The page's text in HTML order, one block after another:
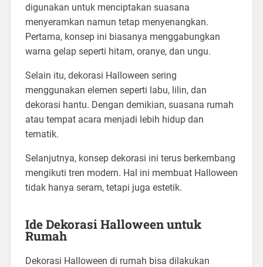
digunakan untuk menciptakan suasana
menyeramkan namun tetap menyenangkan.
Pertama, konsep ini biasanya menggabungkan
warna gelap seperti hitam, oranye, dan ungu.
Selain itu, dekorasi Halloween sering
menggunakan elemen seperti labu, lilin, dan
dekorasi hantu. Dengan demikian, suasana rumah
atau tempat acara menjadi lebih hidup dan
tematik.
Selanjutnya, konsep dekorasi ini terus berkembang
mengikuti tren modern. Hal ini membuat Halloween
tidak hanya seram, tetapi juga estetik.
Ide Dekorasi Halloween untuk
Rumah
Dekorasi Halloween di rumah bisa dilakukan